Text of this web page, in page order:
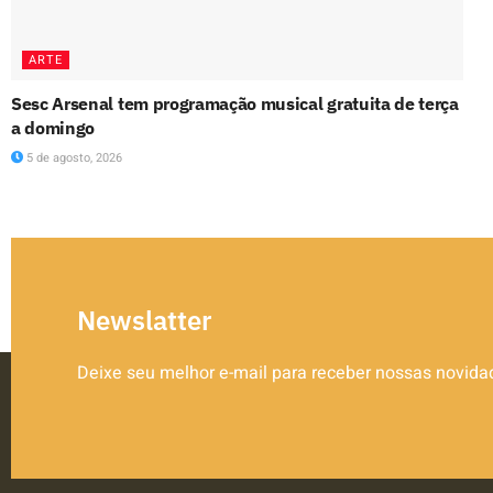
ARTE
Sesc Arsenal tem programação musical gratuita de terça
a domingo
5 de agosto, 2026
Newslatter
Deixe seu melhor e-mail para receber nossas